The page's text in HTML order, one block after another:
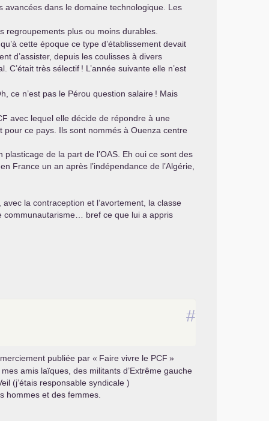
avancées dans le domaine technologique. Les
regroupements plus ou moins durables.
cette époque ce type d’établissement devait
d’assister, depuis les coulisses à divers
C’était très sélectif ! L’année suivante elle n’est
ce n’est pas le Pérou question salaire ! Mais
avec lequel elle décide de répondre à une
ce pays. Ils sont nommés à Ouenza centre
plasticage de la part de l’OAS . Eh oui ce sont des
France un an après l’indépendance de l’Algérie,
la contraception et l’avortement, la classe
communautarisme… bref ce que lui a appris
#
publiée par « Faire vivre le PCF »
amis laïques, des militants d’Extrême gauche
(j’étais responsable syndicale )
hommes et des femmes.